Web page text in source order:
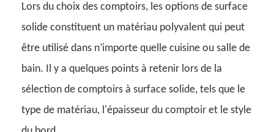
Lors du choix des comptoirs, les options de surface
solide constituent un matériau polyvalent qui peut
être utilisé dans n’importe quelle cuisine ou salle de
bain. Il y a quelques points à retenir lors de la
sélection de comptoirs à surface solide, tels que le
type de matériau, l'épaisseur du comptoir et le style